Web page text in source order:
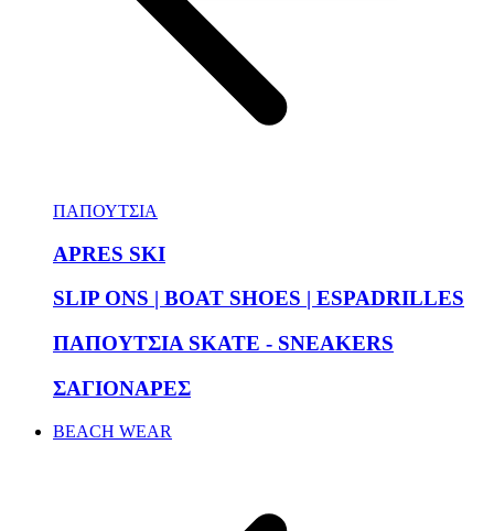
ΠΑΠΟΥΤΣΙΑ
APRES SKI
SLIP ONS | BOAT SHOES | ESPADRILLES
ΠΑΠΟΥΤΣΙΑ SKATE - SNEAKERS
ΣΑΓΙΟΝΑΡΕΣ
BEACH WEAR